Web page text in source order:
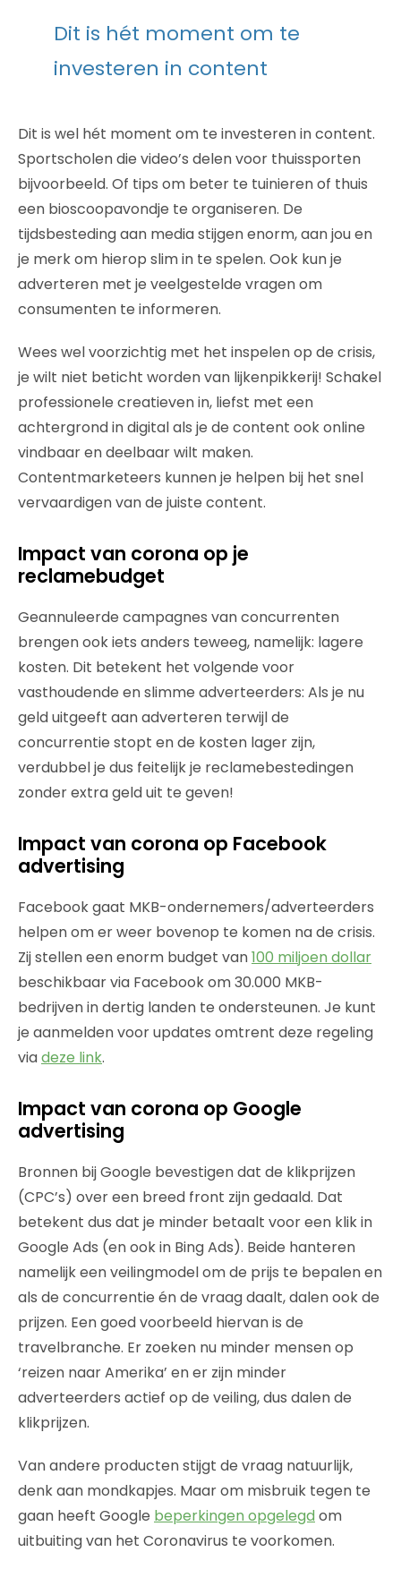
Dit is hét moment om te
investeren in content
Dit is wel hét moment om te investeren in content.
Sportscholen die video’s delen voor thuissporten
bijvoorbeeld. Of tips om beter te tuinieren of thuis
een bioscoopavondje te organiseren. De
tijdsbesteding aan media stijgen enorm, aan jou en
je merk om hierop slim in te spelen. Ook kun je
adverteren met je veelgestelde vragen om
consumenten te informeren.
Wees wel voorzichtig met het inspelen op de crisis,
je wilt niet beticht worden van lijkenpikkerij! Schakel
professionele creatieven in, liefst met een
achtergrond in digital als je de content ook online
vindbaar en deelbaar wilt maken.
Contentmarketeers kunnen je helpen bij het snel
vervaardigen van de juiste content.
Impact van corona op je
reclamebudget
Geannuleerde campagnes van concurrenten
brengen ook iets anders teweeg, namelijk: lagere
kosten. Dit betekent het volgende voor
vasthoudende en slimme adverteerders: Als je nu
geld uitgeeft aan adverteren terwijl de
concurrentie stopt en de kosten lager zijn,
verdubbel je dus feitelijk je reclamebestedingen
zonder extra geld uit te geven!
Impact van corona op Facebook
advertising
Facebook gaat MKB-ondernemers/adverteerders
helpen om er weer bovenop te komen na de crisis.
Zij stellen een enorm budget van100 miljoen dollar
beschikbaar via Facebook om 30.000 MKB-
bedrijven in dertig landen te ondersteunen. Je kunt
je aanmelden voor updates omtrent deze regeling
viadeze link.
Impact van corona op Google
advertising
Bronnen bij Google bevestigen dat de klikprijzen
(CPC’s) over een breed front zijn gedaald. Dat
betekent dus dat je minder betaalt voor een klik in
Google Ads (en ook in Bing Ads). Beide hanteren
namelijk een veilingmodel om de prijs te bepalen en
als de concurrentie én de vraag daalt, dalen ook de
prijzen. Een goed voorbeeld hiervan is de
travelbranche. Er zoeken nu minder mensen op
‘reizen naar Amerika’ en er zijn minder
adverteerders actief op de veiling, dus dalen de
klikprijzen.
Van andere producten stijgt de vraag natuurlijk,
denk aan mondkapjes. Maar om misbruik tegen te
gaan heeft Google beperkingen opgelegd om
uitbuiting van het Coronavirus te voorkomen.